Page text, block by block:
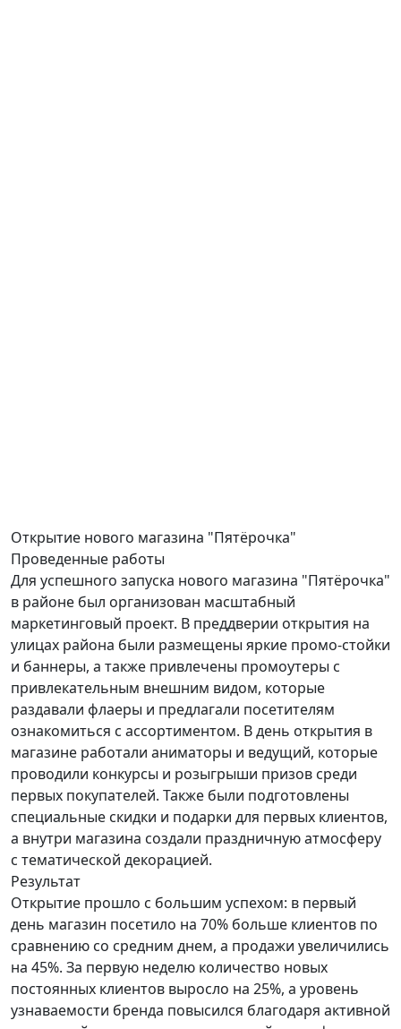
Открытие нового магазина "Пятёрочка"
Проведенные работы
Для успешного запуска нового магазина "Пятёрочка"
в районе был организован масштабный
маркетинговый проект. В преддверии открытия на
улицах района были размещены яркие промо-стойки
и баннеры, а также привлечены промоутеры с
привлекательным внешним видом, которые
раздавали флаеры и предлагали посетителям
ознакомиться с ассортиментом. В день открытия в
магазине работали аниматоры и ведущий, которые
проводили конкурсы и розыгрыши призов среди
первых покупателей. Также были подготовлены
специальные скидки и подарки для первых клиентов,
а внутри магазина создали праздничную атмосферу
с тематической декорацией.
Результат
Открытие прошло с большим успехом: в первый
день магазин посетило на 70% больше клиентов по
сравнению со средним днем, а продажи увеличились
на 45%. За первую неделю количество новых
постоянных клиентов выросло на 25%, а уровень
узнаваемости бренда повысился благодаря активной